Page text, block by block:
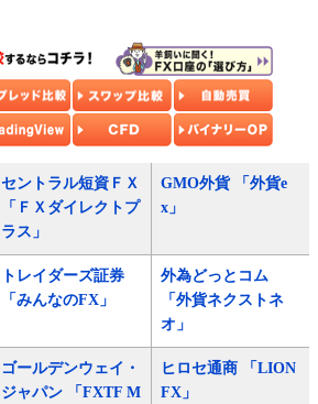
セントラル短資ＦＸ
「ＦＸダイレクトプ
ラス」
GMO外貨 「外貨e
x」
トレイダーズ証券
「みんなのFX」
外為どっとコム
「外貨ネクストネ
オ」
ゴールデンウェイ・
ジャパン 「FXTF M
ヒロセ通商 「LION
FX」